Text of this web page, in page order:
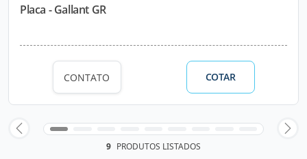
Placa - Gallant GR
CONTATO COTAR
9 PRODUTOS LISTADOS